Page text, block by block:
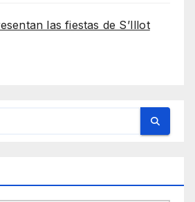
las fiestas de S’Illot